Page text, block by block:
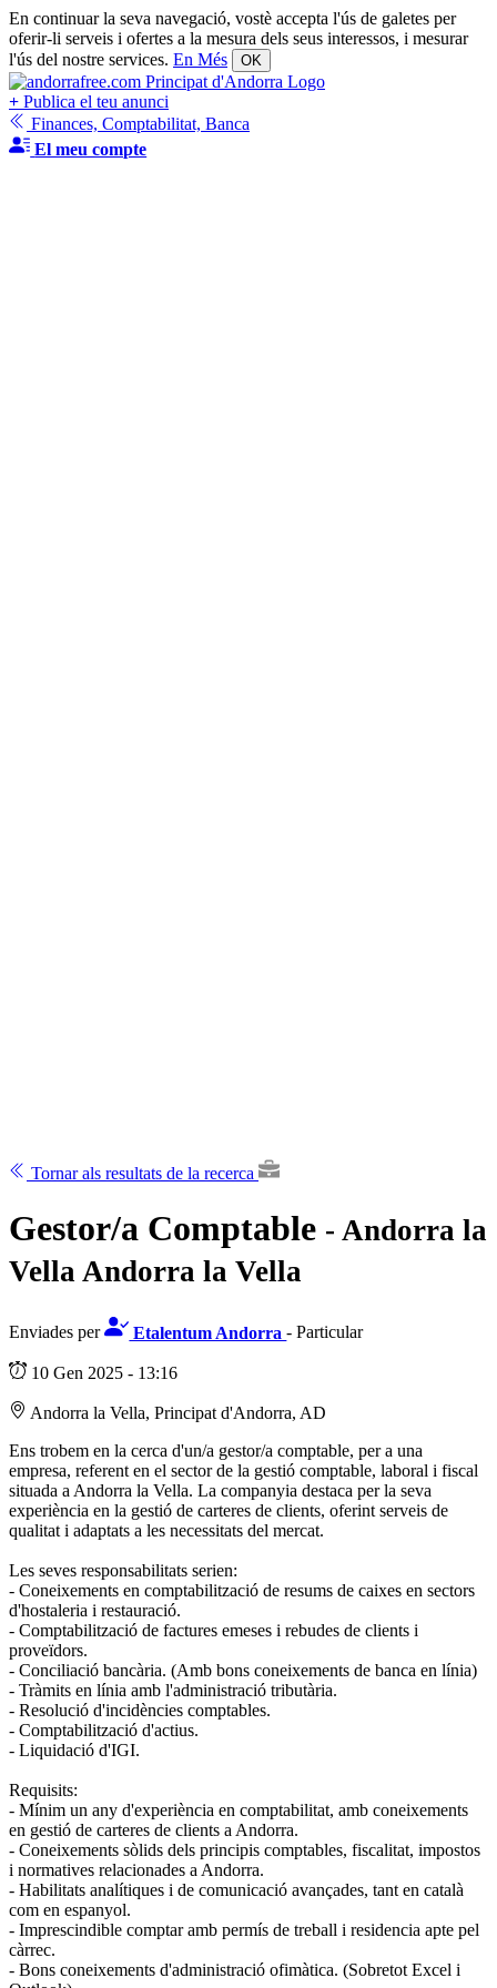
En continuar la seva navegació, vostè accepta l'ús de galetes per
oferir-li serveis i ofertes a la mesura dels seus interessos, i mesurar
l'ús del nostre services. En Més OK
+ Publica el teu anunci
Finances, Comptabilitat, Banca
El meu compte
Tornar als resultats de la recerca
Gestor/a Comptable - Andorra la
Vella Andorra la Vella
Enviades per Etalentum Andorra- Particular
10 Gen 2025 - 13:16
Andorra la Vella, Principat d'Andorra, AD
Ens trobem en la cerca d'un/a gestor/a comptable, per a una
empresa, referent en el sector de la gestió comptable, laboral i fiscal
situada a Andorra la Vella. La companyia destaca per la seva
experiència en la gestió de carteres de clients, oferint serveis de
qualitat i adaptats a les necessitats del mercat.
Les seves responsabilitats serien:
- Coneixements en comptabilització de resums de caixes en sectors
d'hostaleria i restauració.
- Comptabilització de factures emeses i rebudes de clients i
proveïdors.
- Conciliació bancària. (Amb bons coneixements de banca en línia)
- Tràmits en línia amb l'administració tributària.
- Resolució d'incidències comptables.
- Comptabilització d'actius.
- Liquidació d'IGI.
Requisits:
- Mínim un any d'experiència en comptabilitat, amb coneixements
en gestió de carteres de clients a Andorra.
- Coneixements sòlids dels principis comptables, fiscalitat, impostos
i normatives relacionades a Andorra.
- Habilitats analítiques i de comunicació avançades, tant en català
com en espanyol.
- Imprescindible comptar amb permís de treball i residencia apte pel
càrrec.
- Bons coneixements d'administració ofimàtica. (Sobretot Excel i